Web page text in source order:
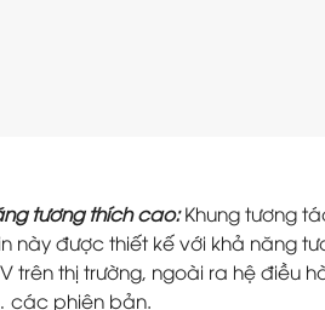
tương thích cao:Khung tương
này được thiết kế với khả năng
trên thị trường, ngoài ra hệ điều
các phiên bản.